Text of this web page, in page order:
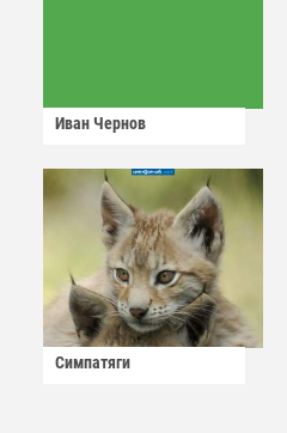
Иван Чернов
Симпатяги